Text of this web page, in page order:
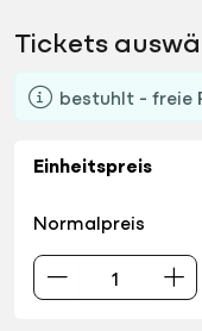
Tickets
bestuhlt - freie
Einheitspreis
Normalpreis